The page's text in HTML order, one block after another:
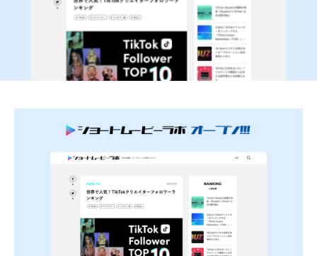
Contact
Pickup Topics